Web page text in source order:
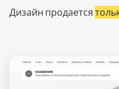
Дизайн продается